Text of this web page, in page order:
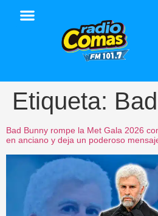
Etiqueta:
Bad Bunny rompe la Met Gala 2026
en anciano y deja un poderoso